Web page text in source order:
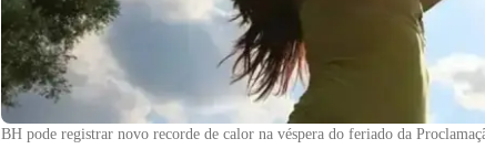
BH pode registrar novo recorde de calor na véspera do feriado da